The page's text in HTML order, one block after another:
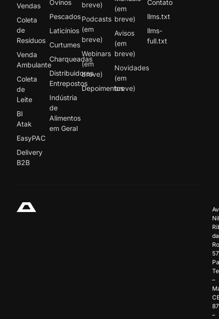
Vendas
Coleta
de
Resíduos
Venda
Ambulante
Coleta
de
Leite
BI
Atak
EasyPAC
Delivery
B2B
Ovinos
Pescados
Laticínios
Curtumes
Charqueadas
Distribuidores
Entrepostos
Indústria
de
Alimentos
em Geral
breve)
Podcasts
(em
breve)
Webinars
(em
breve)
Depoimentos
(em
breve)
Avisos
(em
breve)
Novidades
(em
breve)
Contato
llms.txt
llms-
full.txt
da
–
–